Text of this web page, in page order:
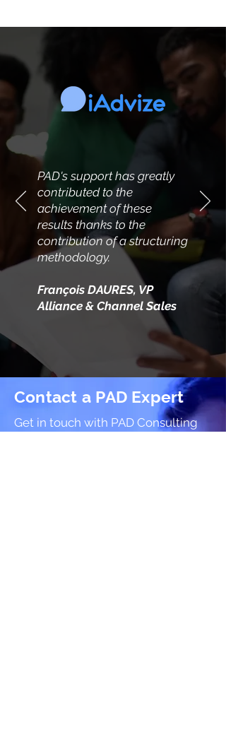
Contact a PAD Expert
Get in touch with PAD Consulting
PAD's support has greatly
contributed to the
achievement of these
results thanks to the
contribution of a structuring
methodology.
François DAURES, VP
Alliance & Channel Sales